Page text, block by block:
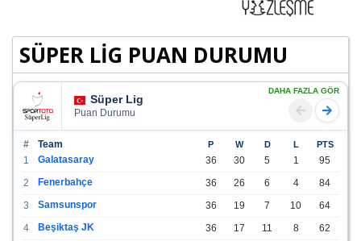
SÜPER LİG PUAN DURUMU
Süper Lig
Puan Durumu
DAHA FAZLA GÖR
# Team P W D L PTS
1 Galatasaray 36 30 5 1
95
2
Fenerbahçe 36 26 6 4
84
3
Samsunspor 36 19 7 10
64
4
Beşiktaş JK 36 17 11 8 62